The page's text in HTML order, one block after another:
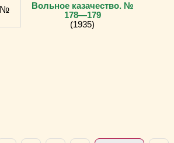
Вольное казачество. №
178—179
(1935)